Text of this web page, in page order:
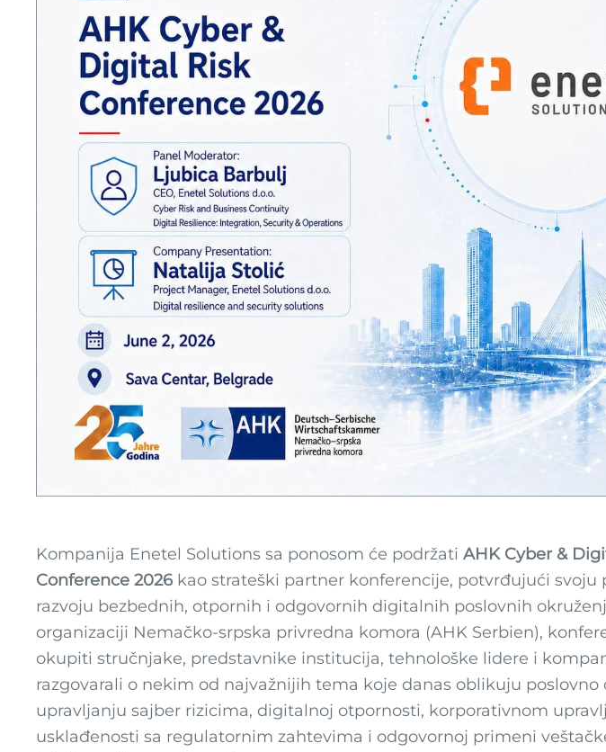
Kompanija Enetel Solutions sa ponosom će podržati AHK Cyber &
Conference 2026 kao strateški partner konferencije, potvrđujući svoju
razvoju bezbednih, otpornih i odgovornih digitalnih poslovnih
organizaciji Nemačko-srpska privredna komora (AHK Serbien),
okupiti stručnjake, predstavnike institucija, tehnološke lidere i
razgovarali o nekim od najvažnijih tema koje danas oblikuju poslovno
upravljanju sajber rizicima, digitalnoj otpornosti, korporativnom
usklađenosti sa regulatornim zahtevima i odgovornoj primeni